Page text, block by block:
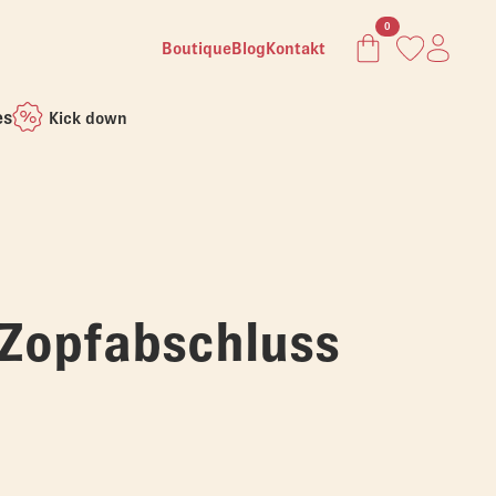
BoutiqueBlogKontakt
0
Kick down